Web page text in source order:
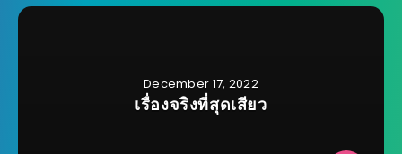
December 17, 2022
เรื่องจริงที่สุดเสียว